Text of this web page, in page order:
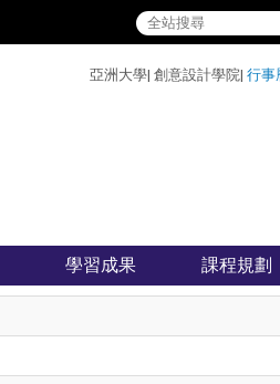
亞洲大學| 創意設計學院| 行事
學習成果 課程規劃